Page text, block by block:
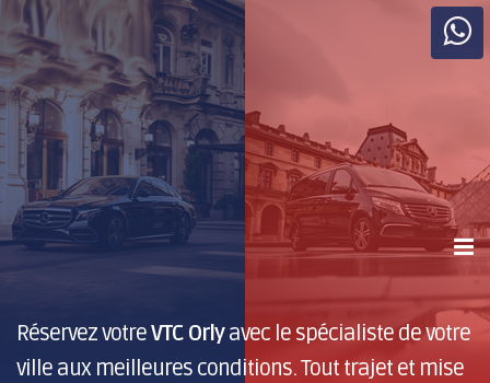
Réservez votreVTC Orlyavec le spécialiste de votre
ville aux meilleures conditions. Tout trajet et mise